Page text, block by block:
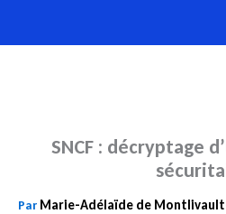
au
SNCF : décryptage
Par Marie-Adélaïde de